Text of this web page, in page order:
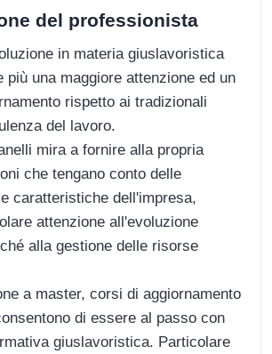
del professionista
in materia giuslavoristica
più una maggiore attenzione ed un
rispetto ai tradizionali
del lavoro.
mira a fornire alla propria
che tengano conto delle
caratteristiche dell'impresa,
attenzione all'evoluzione
alla gestione delle risorse
a master, corsi di aggiornamento
di essere al passo con
giuslavoristica. Particolare